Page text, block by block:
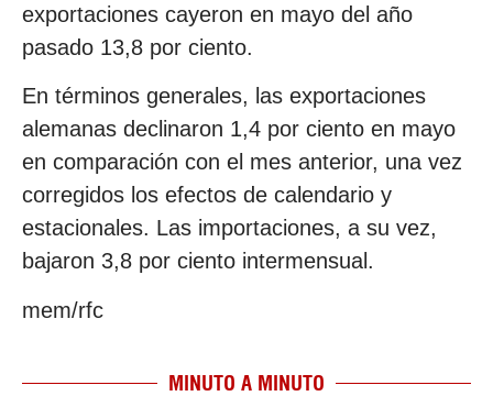
exportaciones cayeron en mayo del año
pasado 13,8 por ciento.
En términos generales, las exportaciones
alemanas declinaron 1,4 por ciento en mayo
en comparación con el mes anterior, una vez
corregidos los efectos de calendario y
estacionales. Las importaciones, a su vez,
bajaron 3,8 por ciento intermensual.
mem/rfc
MINUTO A MINUTO